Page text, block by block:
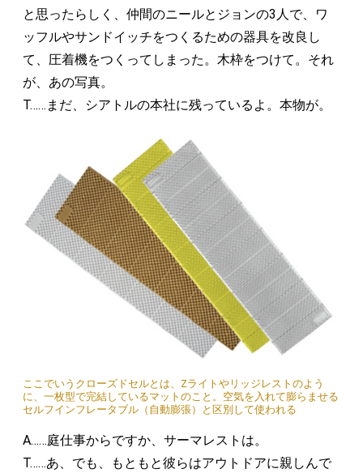
と思ったらしく、仲間のニールとジョンの3人で、ワ
ッフルやサンドイッチをつくるための器具を改良し
て、圧着機をつくってしまった。木枠をつけて。それ
が、あの写真。
T……まだ、シアトルの本社に残っているよ。本物が。
ここでいうクローズドセルとは、Zライトやリッジレストのよう
に、一枚型で完結しているマットのこと。空気を入れて膨らませる
セルフインフレータブル（自動膨張）と区別して使われる
A……庭仕事からですか、サーマレストは。
T……あ、でも、もともと彼らはアウトドアに親しんで